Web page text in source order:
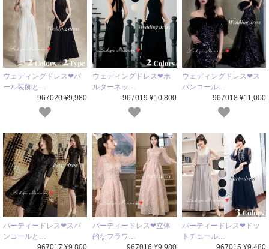
ウェディングドレス❤パ
ール装飾と…
967020 ¥9,980
ウェディングドレス❤ホ
ルターネッ…
967019 ¥10,800
ウェディングドレス❤ス
パンコール…
967018 ¥11,000
パーティードレス❤スパ
ンコールと…
967017 ¥9,800
パーティードレス❤立体
的なフラワ…
967016 ¥9,980
パーティードレス❤ドッ
トチュール…
967015 ¥9,480